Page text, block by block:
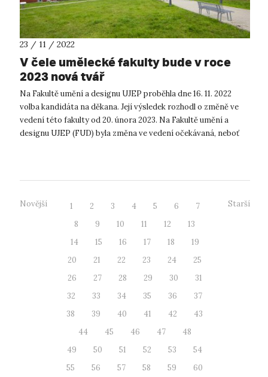
23 / 11 / 2022
V čele umělecké fakulty bude v roce
2023 nová tvář
Na Fakultě umění a designu UJEP proběhla dne 16. 11. 2022
volba kandidáta na děkana. Její výsledek rozhodl o změně ve
vedení této fakulty od 20. února 2023. Na Fakultě umění a
designu UJEP (FUD) byla změna ve vedení očekávaná, neboť
Novější 1 2 3 4 5 6
7
8
9 10 11 12
13
14
15 16 17 18
19
20
21 22 23 24
25
26
27 28 29 30
31
32
33 34 35 36
37
38
39 40 41 42
43
44
45 46 47
48
49
50 51 52 53
54
55
56 57 58 59
60
Starší